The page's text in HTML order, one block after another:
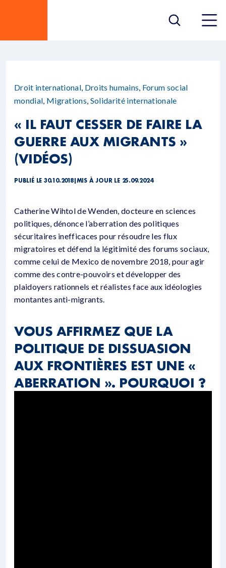
Droit international, Droits humains, Forum social
mondial, Migrations, Solidarité internationale
« IL FAUT CESSER DE FAIRE LA
GUERRE AUX MIGRANTS »
(VIDÉOS)
PUBLIÉ LE 30.10.2018| MIS À JOUR LE 25.09.2024
Catherine Wihtol de Wenden, docteure en sciences
politiques, dénonce l’aberration des politiques
sécuritaires inefficaces pour résoudre les flux
migratoires et défend la légitimité des forums sociaux,
comme celui de Mexico de novembre 2018, pour agir
comme des contre-pouvoirs et développer des
plaidoyers rationnels et réalistes face aux idéologies
montantes anti-migrants.
VOUS AFFIRMEZ QUE LA
POLITIQUE DE DISSUASION
AUX FRONTIÈRES EST UNE «
ABERRATION ». POURQUOI ?